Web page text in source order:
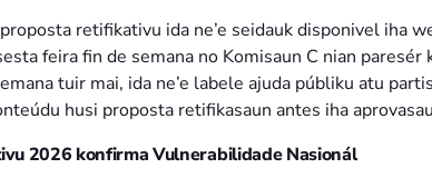
retifikativu ida ne’e seidauk disponivel iha
feira fin de semana no Komisaun C nian
tuir mai, ida ne’e labele ajuda públiku atu
husi proposta retifikasaun antes iha
2026 konfirma Vulnerabilidade Nasionál